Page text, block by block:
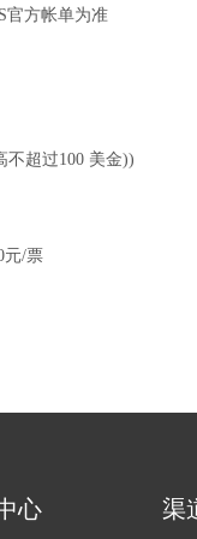
官方帐单为准
不超过100 美金))
元/票
心 渠